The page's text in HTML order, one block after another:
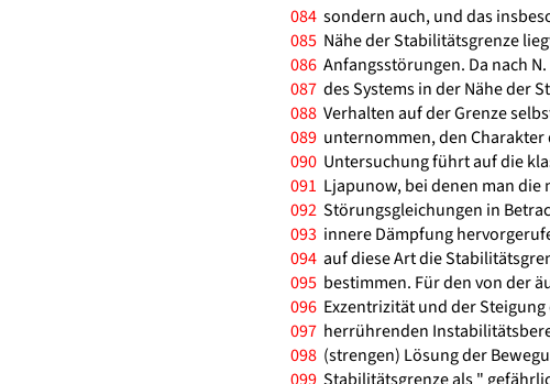
084 sondern auch, und das
085 Nähe der Stabilitätsgrenze
086 Anfangsstörungen. Da nach
087 des Systems in der Nähe der
088 Verhalten auf der Grenze
089 unternommen, den Charakter
090 Untersuchung führt auf die
091 Ljapunow, bei denen man
092 Störungsgleichungen in
093 innere Dämpfung
094 auf diese Art die
095 bestimmen. Für den von der
096 Exzentrizität und der
097 herrührenden
098 (strengen) Lösung der